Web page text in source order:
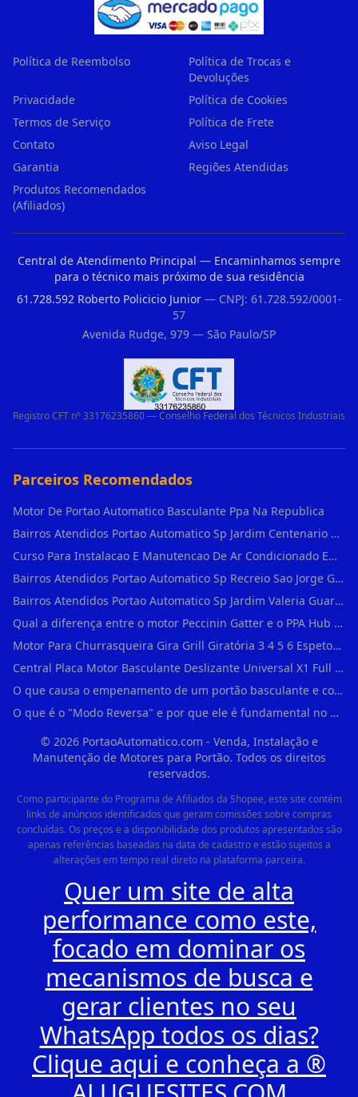
Política de Reembolso
Política de Trocas e
Devoluções
Privacidade
Política de Cookies
Termos de Serviço
Política de Frete
Contato
Aviso Legal
Garantia
Regiões Atendidas
Produtos Recomendados
(Afiliados)
Central de Atendimento Principal — Encaminhamos sempre
para o técnico mais próximo de sua residência
61.728.592 Roberto Policicio Junior— CNPJ: 61.728.592/0001-
57
Avenida Rudge, 979 — São Paulo/SP
Registro CFT nº 33176235860 — Conselho Federal dos Técnicos Industriais
Parceiros Recomendados
Motor De Portao Automatico Basculante Ppa Na Republica
Bairros Atendidos Portao Automatico Sp Jardim Centenario Guarulhos Sp Motor Para Portao Automatico Eletronico
Curso Para Instalacao E Manutencao De Ar Condicionado Em Sao Paulo
Bairros Atendidos Portao Automatico Sp Recreio Sao Jorge Guarulhos Sp Motor Para Portao Automatico Eletronico
Bairros Atendidos Portao Automatico Sp Jardim Valeria Guarulhos Sp Motor Para Portao Automatico Eletronico
Qual a diferença entre o motor Peccinin Gatter e o PPA Hub em Vila Romana?
Motor Para Churrasqueira Gira Grill Giratória 3 4 5 6 Espetos Gme Maxtorque Bivo em Cidade Dutra
Central Placa Motor Basculante Deslizante Universal X1 Full Range 433mhz em Vila Prudente
O que causa o empenamento de um portão basculante e como evitar em Campo Belo?
O que é o "Modo Reversa" e por que ele é fundamental no dia a dia em Itapevi?
© 2026PortaoAutomatico.com - Venda, Instalação e
Manutenção de Motores para Portão. Todos os direitos
reservados.
Como participante do Programa de Afiliados da Shopee, este site contém
links de anúncios identificados que geram comissões sobre compras
concluídas. Os preços e a disponibilidade dos produtos apresentados são
apenas referências baseadas na data de cadastro e estão sujeitos a
alterações em tempo real direto na plataforma parceira.
Quer um site de alta
performance como este,
focado em dominar os
mecanismos de busca e
gerar clientes no seu
WhatsApp todos os dias?
Clique aqui e conheça a ®